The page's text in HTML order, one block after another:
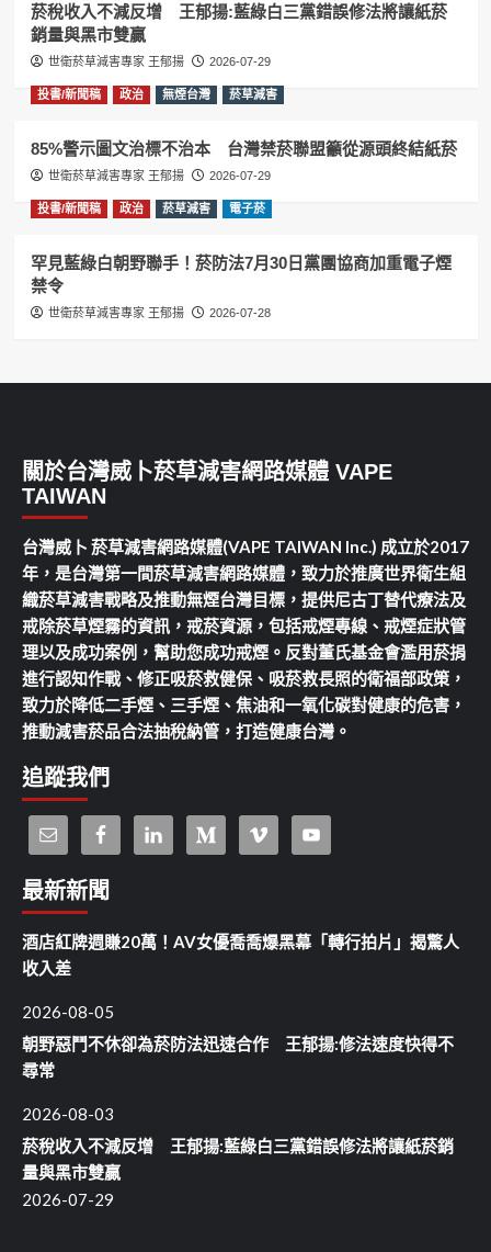
菸稅收入不減反增 王郁揚:藍綠白三黨錯誤修法將讓紙菸
銷量與黑市雙贏
世衛菸草減害專家 王郁揚 2026-07-29
投書/新聞稿 政治 無煙台灣 菸草減害
85%警示圖文治標不治本 台灣禁菸聯盟籲從源頭終結紙菸
世衛菸草減害專家 王郁揚 2026-07-29
投書/新聞稿 政治 菸草減害 電子菸
罕見藍綠白朝野聯手！菸防法7月30日黨團協商加重電子煙
禁令
世衛菸草減害專家 王郁揚 2026-07-28
關於台灣威卜菸草減害網路媒體 VAPE
TAIWAN
台灣威卜 菸草減害網路媒體(VAPE TAIWAN Inc.) 成立於2017
年，是台灣第一間菸草減害網路媒體，致力於推廣世界衛生組
織菸草減害戰略及推動無煙台灣目標，提供尼古丁替代療法及
戒除菸草煙霧的資訊，戒菸資源，包括戒煙專線、戒煙症狀管
理以及成功案例，幫助您成功戒煙。反對董氏基金會濫用菸捐
進行認知作戰、修正吸菸救健保、吸菸救長照的衛福部政策，
致力於降低二手煙、三手煙、焦油和一氧化碳對健康的危害，
推動減害菸品合法抽稅納管，打造健康台灣。
追蹤我們
最新新聞
酒店紅牌週賺20萬！AV女優喬喬爆黑幕「轉行拍片」揭驚人
收入差
2026-08-05
朝野惡鬥不休卻為菸防法迅速合作 王郁揚:修法速度快得不
尋常
2026-08-03
菸稅收入不減反增 王郁揚:藍綠白三黨錯誤修法將讓紙菸銷
量與黑市雙贏
2026-07-29